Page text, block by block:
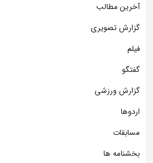
آخرین مطالب
گزارش تصویری
فیلم
گفتگو
گزارش ورزشی
اردوها
مسابقات
بخشنامه ها